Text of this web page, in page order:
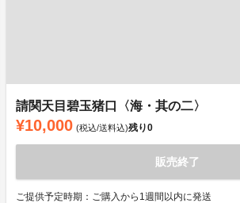
請関天目碧玉猪口〈海・其の二〉
¥10,000 (税込/送料込)残り0
販売終了
ご提供予定時期：ご購入から1週間以内に発送